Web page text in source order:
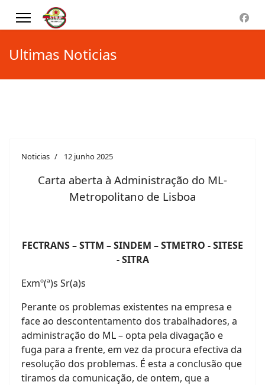
Ultimas Noticias
Noticias 12 junho 2025
Carta aberta à Administração do ML-
Metropolitano de Lisboa
FECTRANS – STTM – SINDEM – STMETRO - SITESE
- SITRA
Exmº(ª)s Sr(a)s
Perante os problemas existentes na empresa e
face ao descontentamento dos trabalhadores, a
administração do ML – opta pela divagação e
fuga para a frente, em vez da procura efectiva da
resolução dos problemas. É esta a conclusão que
tiramos da comunicação, de ontem, que a